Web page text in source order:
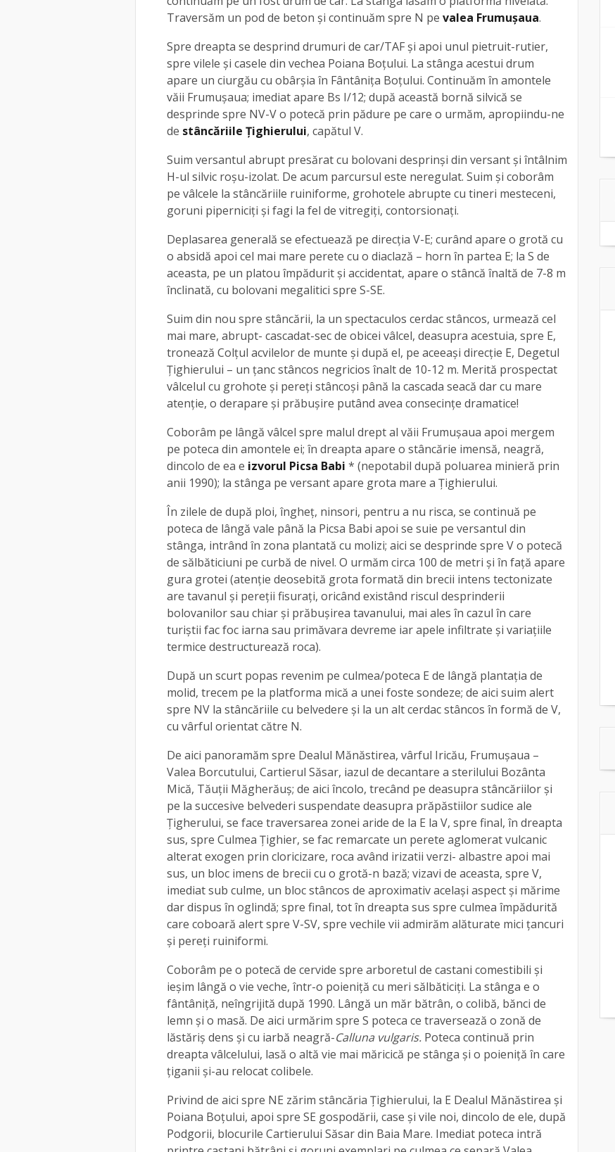
Traversăm un pod de beton și continuăm spre N pe valea Frumușaua.
Spre dreapta se desprind drumuri de car/TAF și apoi unul pietruit-rutier,
spre vilele și casele din vechea Poiana Boțului. La stânga acestui drum
apare un ciurgău cu obârșia în Fântânița Boțului. Continuăm în amontele
văii Frumușaua; imediat apare Bs I/12; după această bornă silvică se
desprinde spre NV-V o potecă prin pădure pe care o urmăm, apropiindu-ne
de stâncăriile Țighierului, capătul V.
Suim versantul abrupt presărat cu bolovani desprinși din versant și întâlnim
H-ul silvic roșu-izolat. De acum parcursul este neregulat. Suim și coborâm
pe vâlcele la stâncăriile ruiniforme, grohotele abrupte cu tineri mesteceni,
goruni piperniciți și fagi la fel de vitregiți, contorsionați.
Deplasarea generală se efectuează pe direcția V-E; curând apare o grotă cu
o absidă apoi cel mai mare perete cu o diaclază – horn în partea E; la S de
aceasta, pe un platou împădurit și accidentat, apare o stâncă înaltă de 7-8 m
înclinată, cu bolovani megalitici spre S-SE.
Suim din nou spre stâncării, la un spectaculos cerdac stâncos, urmează cel
mai mare, abrupt- cascadat-sec de obicei vâlcel, deasupra acestuia, spre E,
tronează Colțul acvilelor de munte și după el, pe aceeași direcție E, Degetul
Țighierului – un țanc stâncos negricios înalt de 10-12 m. Merită prospectat
vâlcelul cu grohote și pereți stâncoși până la cascada seacă dar cu mare
atenție, o derapare și prăbușire putând avea consecințe dramatice!
Coborâm pe lângă vâlcel spre malul drept al văii Frumușaua apoi mergem
pe poteca din amontele ei; în dreapta apare o stâncărie imensă, neagră,
dincolo de ea e izvorul Picsa Babi * (nepotabil după poluarea minieră prin
anii 1990); la stânga pe versant apare grota mare a Țighierului.
În zilele de după ploi, îngheț, ninsori, pentru a nu risca, se continuă pe
poteca de lângă vale până la Picsa Babi apoi se suie pe versantul din
stânga, intrând în zona plantată cu molizi; aici se desprinde spre V o potecă
de sălbăticiuni pe curbă de nivel. O urmăm circa 100 de metri și în față apare
gura grotei (atenție deosebită grota formată din brecii intens tectonizate
are tavanul și pereții fisurați, oricând existând riscul desprinderii
bolovanilor sau chiar și prăbușirea tavanului, mai ales în cazul în care
turiștii fac foc iarna sau primăvara devreme iar apele infiltrate și variațiile
termice destructurează roca).
După un scurt popas revenim pe culmea/poteca E de lângă plantația de
molid, trecem pe la platforma mică a unei foste sondeze; de aici suim alert
spre NV la stâncăriile cu belvedere și la un alt cerdac stâncos în formă de V,
cu vârful orientat către N.
De aici panoramăm spre Dealul Mănăstirea, vârful Iricău, Frumușaua –
Valea Borcutului, Cartierul Săsar, iazul de decantare a sterilului Bozânta
Mică, Tăuții Măgherăuș; de aici încolo, trecând pe deasupra stâncăriilor și
pe la succesive belvederi suspendate deasupra prăpăstiilor sudice ale
Țigherului, se face traversarea zonei aride de la E la V, spre final, în dreapta
sus, spre Culmea Țighier, se fac remarcate un perete aglomerat vulcanic
alterat exogen prin cloricizare, roca având irizatii verzi- albastre apoi mai
sus, un bloc imens de brecii cu o grotă-n bază; vizavi de aceasta, spre V,
imediat sub culme, un bloc stâncos de aproximativ același aspect și mărime
dar dispus în oglindă; spre final, tot în dreapta sus spre culmea împădurită
care coboară alert spre V-SV, spre vechile vii admirăm alăturate mici țancuri
și pereți ruiniformi.
Coborâm pe o potecă de cervide spre arboretul de castani comestibili și
ieșim lângă o vie veche, într-o poieniță cu meri sălbăticiți. La stânga e o
fântâniță, neîngrijită după 1990. Lângă un măr bătrân, o colibă, bănci de
lemn și o masă. De aici urmărim spre S poteca ce traversează o zonă de
lăstăriș dens și cu iarbă neagră-Calluna vulgaris. Poteca continuă prin
dreapta vâlcelului, lasă o altă vie mai măricică pe stânga și o poieniță în care
țiganii și-au relocat colibele.
Privind de aici spre NE zărim stâncăria Țighierului, la E Dealul Mănăstirea și
Poiana Boțului, apoi spre SE gospodării, case și vile noi, dincolo de ele, după
Podgorii, blocurile Cartierului Săsar din Baia Mare. Imediat poteca intră